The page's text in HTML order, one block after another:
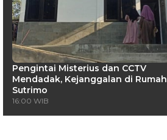
Pengintai Misterius dan CCTV
Mendadak, Kejanggalan di Rumah
Sutrimo
16:00 WIB